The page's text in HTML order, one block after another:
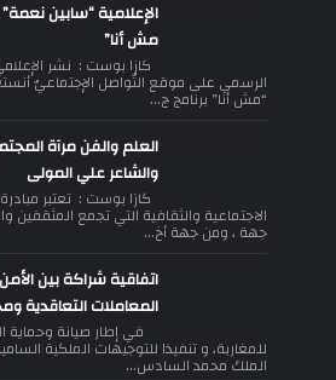
الإعلامية “سابين
مش أنا”
كازا بوست : نشر
الرسمي على موقع التّواصل الإجتماعيّ
“مش أنا” برنامج ج...
العلم والفن مرآة
والشاعر علي المولى
كازا بوست : تعتبر
الاجتماعية والثقافية التي تجمع
جهة ، ومن جهة أخ...
اتفاقية شراكة بين
المعاملات التعاقدية
في إطار صيانة وحماية
للمغاربة، و تنفيذا للتوجيهات الملكية
الملك محمد السادس...